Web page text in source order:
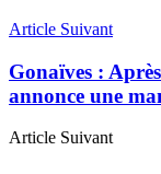
Article Suivant
Gonaïves :
annonce une
Article Suivant